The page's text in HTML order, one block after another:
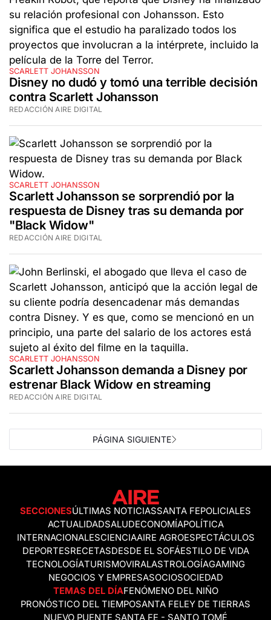
SCARLETT JOHANSSON
Disney no dudó y tomó una terrible decisión
contra Scarlett Johansson
REDACCIÓN AIRE DIGITAL
SCARLETT JOHANSSON
Scarlett Johansson se sorprendió por la
respuesta de Disney tras su demanda por
"Black Widow"
REDACCIÓN AIRE DIGITAL
SCARLETT JOHANSSON
Scarlett Johansson demanda a Disney por
estrenar Black Widow en streaming
REDACCIÓN AIRE DIGITAL
PÁGINA SIGUIENTE
SECCIONESÚLTIMAS NOTICIASSANTA FEPOLICIALES
ACTUALIDADSALUDECONOMÍAPOLÍTICA
INTERNACIONALESCIENCIAAIRE AGROESPECTÁCULOS
DEPORTESRECETASDESDE EL SOFÁESTILO DE VIDA
TECNOLOGÍATURISMOVIRALASTROLOGÍAGAMING
NEGOCIOS Y EMPRESASOCIOSOCIEDAD
TEMAS DEL DÍAFENÓMENO DEL NIÑO
PRONÓSTICO DEL TIEMPOSANTA FELEY DE TIERRAS